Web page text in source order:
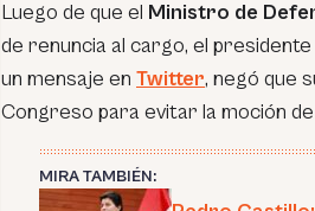
Luego de que el Ministro de
de renuncia al cargo, el presidente
un mensaje en Twitter, negó que
Congreso para evitar la moción
MIRA TAMBIÉN: